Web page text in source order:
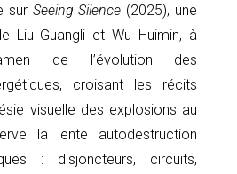
sur Seeing Silence (2025), une
Liu Guangli et Wu Huimin, à
de l’évolution des
croisant les récits
visuelle des explosions au
la lente autodestruction
: disjoncteurs, circuits,